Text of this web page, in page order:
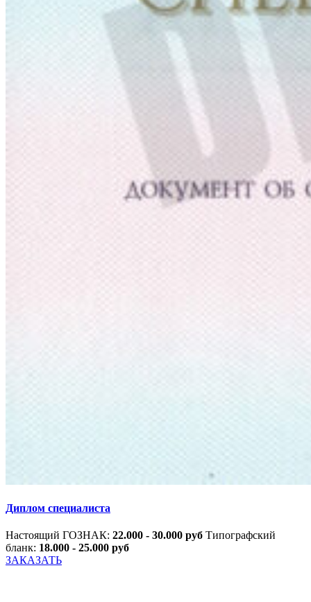
Диплом специалиста
Настоящий ГОЗНАК: 22.000 - 30.000 руб Типографский
бланк: 18.000 - 25.000 руб
ЗАКАЗАТЬ